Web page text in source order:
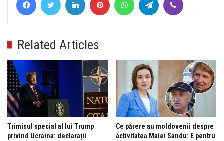
Related Articles
Trimisul special al lui Trump
privind Ucraina: declarații
Ce părere au moldovenii despre
activitatea Maiei Sandu: E pentru